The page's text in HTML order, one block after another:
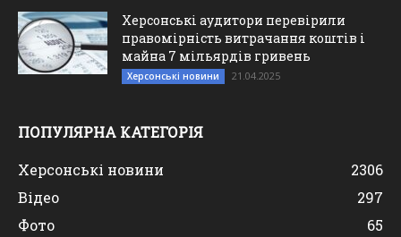
Херсонські аудитори перевірили
правомірність витрачання коштів і
майна 7 мільярдів гривень
Херсонські новини 21.04.2025
ПОПУЛЯРНА КАТЕГОРІЯ
Херсонські новини
2306
Відео
297
Фото
65